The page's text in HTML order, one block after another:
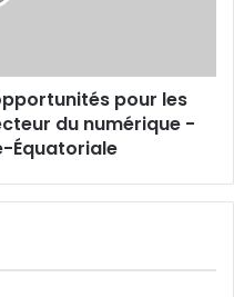
pour les
du numérique -
Équatoriale